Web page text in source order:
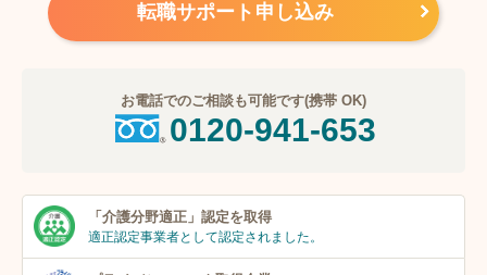
転職サポート申し込み
お電話でのご相談も可能です(携帯 OK)
0120-941-653
「介護分野適正」 認定を取得
適正認定事業者として認定されました。